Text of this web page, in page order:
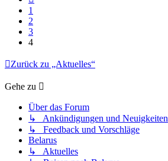
1
2
3
4
Zurück zu „Aktuelles“
Gehe zu
Über das Forum
↳ Ankündigungen und Neuigkeiten
↳ Feedback und Vorschläge
Belarus
↳ Aktuelles